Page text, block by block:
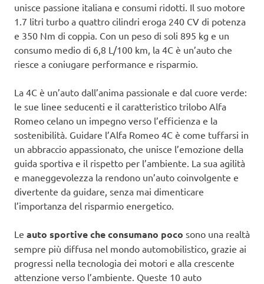
unisce passione italiana e consumi ridotti. Il suo motore
1.7 litri turbo a quattro cilindri eroga 240 CV di potenza
e 350 Nm di coppia. Con un peso di soli 895 kg e un
consumo medio di 6,8 L/100 km, la 4C è un’auto che
riesce a coniugare performance e risparmio.
La 4C è un’auto dall’anima passionale e dal cuore verde:
le sue linee seducenti e il caratteristico trilobo Alfa
Romeo celano un impegno verso l’efficienza e la
sostenibilità. Guidare l’Alfa Romeo 4C è come tuffarsi in
un abbraccio appassionato, che unisce l’emozione della
guida sportiva e il rispetto per l’ambiente. La sua agilità
e maneggevolezza la rendono un’auto coinvolgente e
divertente da guidare, senza mai dimenticare
l’importanza del risparmio energetico.
Le auto sportive che consumano poco sono una realtà
sempre più diffusa nel mondo automobilistico, grazie ai
progressi nella tecnologia dei motori e alla crescente
attenzione verso l’ambiente. Queste 10 auto